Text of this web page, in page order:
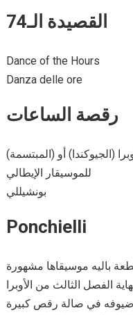
القصيدة الـ74
Dance of the Hours
Danza delle ore
رقصة الساعات
(الجيوكندا) أو (المبتسمة)
للموسيقار الإيطالي
بونشيللي
Ponchielli
باليه موسيقاها مشهورة
الفصل الثالث من الأوبرا
ضيوفه في صالة رقص كبيرة